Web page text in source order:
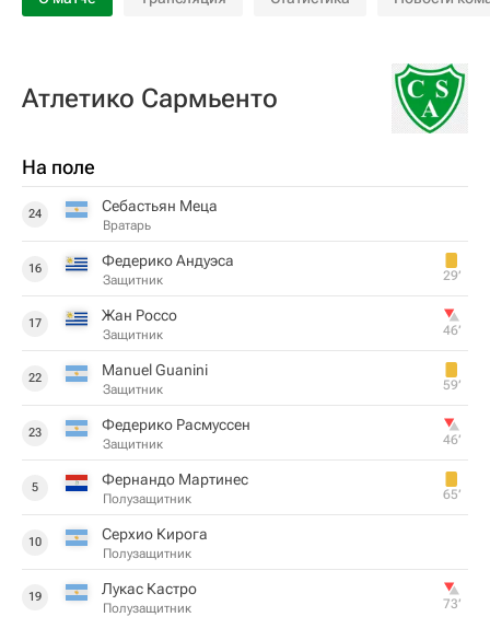
Атлетико Сармьенто
На поле
24 Себастьян Меца
Вратарь
16 Федерико Андуэса
Защитник 29‎’‎
17 Жан Россо
Защитник 46‎’‎
22 Manuel Guanini
Защитник 59‎’‎
23 Федерико Расмуссен
Защитник 46‎’‎
5 Фернандо Мартинес
Полузащитник 65‎’‎
10 Серхио Кирога
Полузащитник
19 Лукас Кастро
Полузащитник 73‎’‎